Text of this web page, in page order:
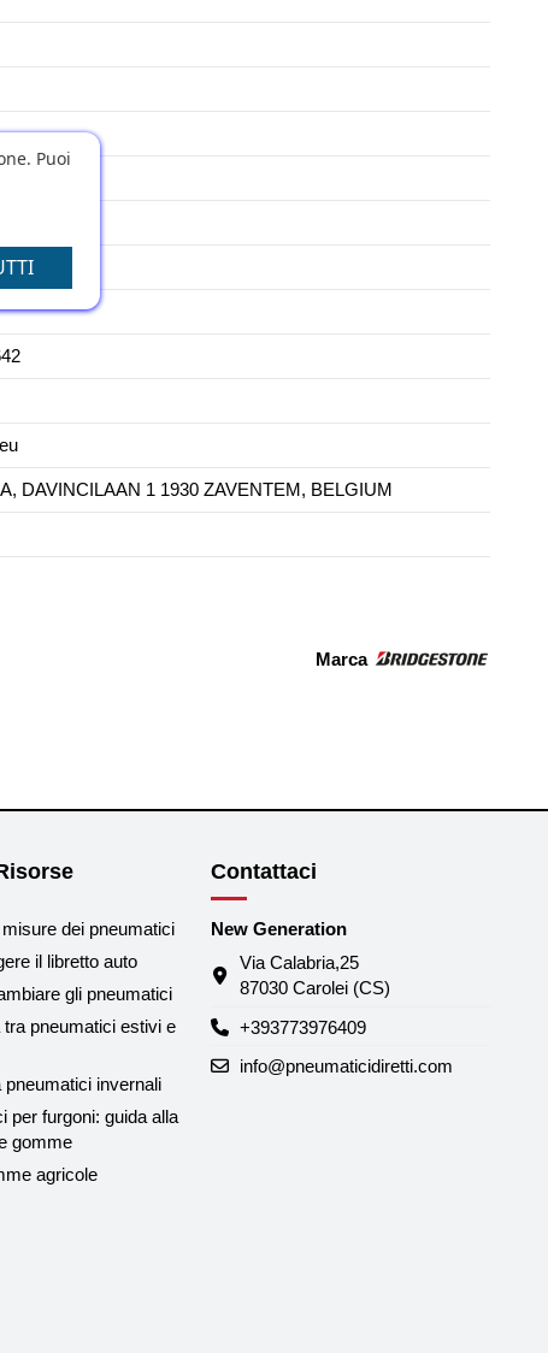
DAVINCILAAN 1 1930 ZAVENTEM, BELGIUM
Marca
dei pneumatici
il libretto auto
gli pneumatici
tra pneumatici estivi e
pneumatici invernali
per furgoni: guida alla
gomme
agricole
Contattaci
New Generation
Via Calabria,25
87030 Carolei (CS)
+393773976409
info@pneumaticidiretti.com
Puoi